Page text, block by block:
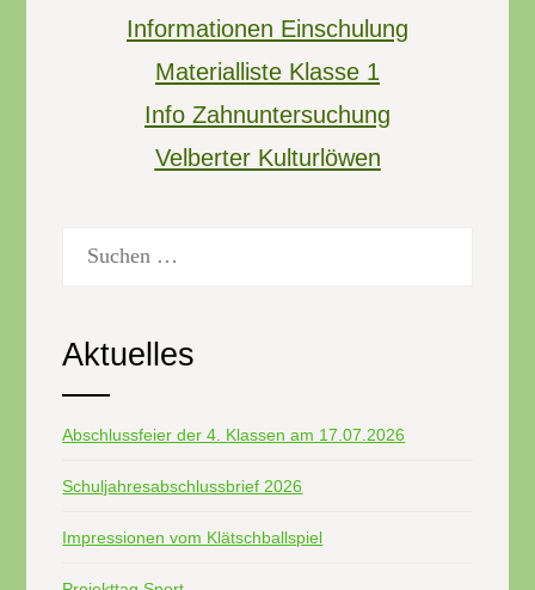
Informationen Einschulung
Materialliste Klasse 1
Info Zahnuntersuchung
Velberter Kulturlöwen
Aktuelles
Abschlussfeier der 4. Klassen am 17.07.2026
Schuljahresabschlussbrief 2026
Impressionen vom Klätschballspiel